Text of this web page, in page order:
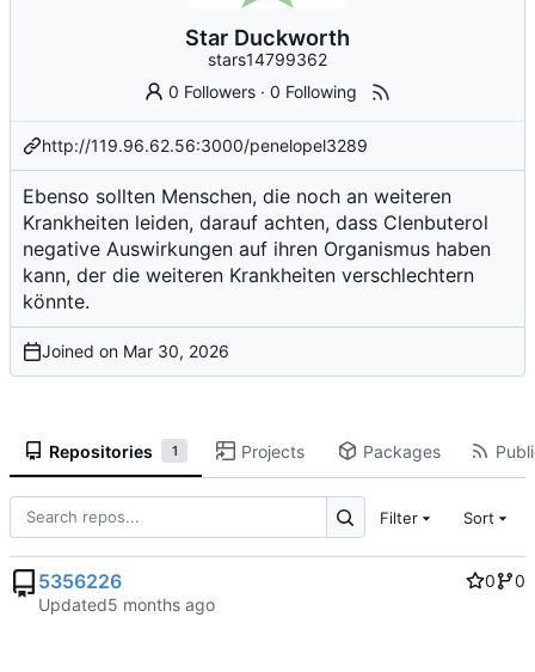
Star Duckworth
stars14799362
0 Followers ·0 Following
http://119.96.62.56:3000/penelopel3289
Ebenso sollten Menschen, die noch an weiteren
Krankheiten leiden, darauf achten, dass Clenbuterol
negative Auswirkungen auf ihren Organismus haben
kann, der die weiteren Krankheiten verschlechtern
könnte.
Joined on
Repositories 1 Projects Packages
Filter Sort
5356226 0
0
Updated